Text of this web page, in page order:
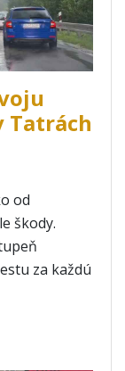
Tatrách
od
škody.
za každú